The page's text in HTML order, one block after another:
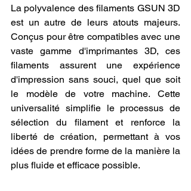
La polyvalence des filaments GSUN 3D
est un autre de leurs atouts majeurs.
Conçus pour être compatibles avec une
vaste gamme d'imprimantes 3D, ces
filaments assurent une expérience
d'impression sans souci, quel que soit
le modèle de votre machine. Cette
universalité simplifie le processus de
sélection du filament et renforce la
liberté de création, permettant à vos
idées de prendre forme de la manière la
plus fluide et efficace possible.